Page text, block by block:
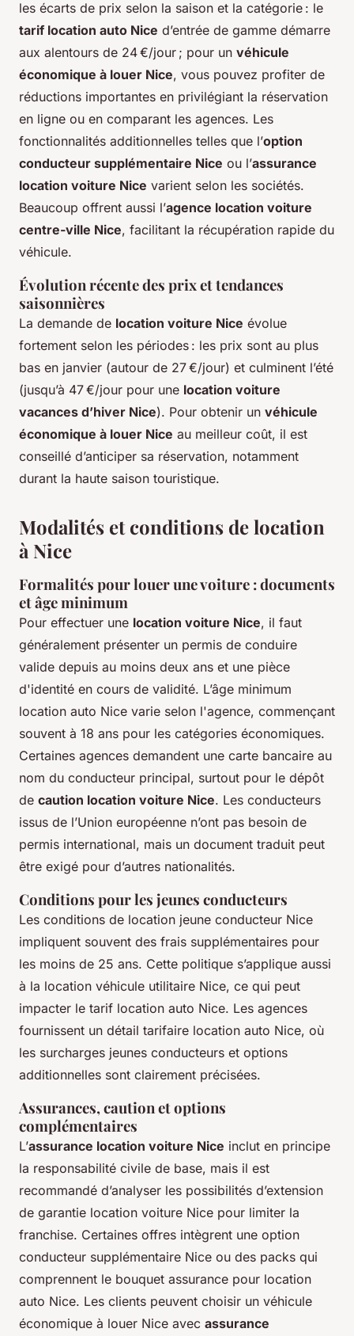
les écarts de prix selon la saison et la catégorie : le
tarif location auto Nice d’entrée de gamme démarre
aux alentours de 24 €/jour ; pour un véhicule
économique à louer Nice, vous pouvez profiter de
réductions importantes en privilégiant la réservation
en ligne ou en comparant les agences. Les
fonctionnalités additionnelles telles que l’option
conducteur supplémentaire Nice ou l’assurance
location voiture Nice varient selon les sociétés.
Beaucoup offrent aussi l’agence location voiture
centre-ville Nice, facilitant la récupération rapide du
véhicule.
Évolution récente des prix et tendances
saisonnières
La demande de location voiture Nice évolue
fortement selon les périodes : les prix sont au plus
bas en janvier (autour de 27 €/jour) et culminent l’été
(jusqu’à 47 €/jour pour une location voiture
vacances d’hiver Nice). Pour obtenir un véhicule
économique à louer Nice au meilleur coût, il est
conseillé d’anticiper sa réservation, notamment
durant la haute saison touristique.
Modalités et conditions de location
à Nice
Formalités pour louer une voiture : documents
et âge minimum
Pour effectuer une location voiture Nice, il faut
généralement présenter un permis de conduire
valide depuis au moins deux ans et une pièce
d'identité en cours de validité. L’âge minimum
location auto Nice varie selon l'agence, commençant
souvent à 18 ans pour les catégories économiques.
Certaines agences demandent une carte bancaire au
nom du conducteur principal, surtout pour le dépôt
de caution location voiture Nice. Les conducteurs
issus de l’Union européenne n’ont pas besoin de
permis international, mais un document traduit peut
être exigé pour d’autres nationalités.
Conditions pour les jeunes conducteurs
Les conditions de location jeune conducteur Nice
impliquent souvent des frais supplémentaires pour
les moins de 25 ans. Cette politique s’applique aussi
à la location véhicule utilitaire Nice, ce qui peut
impacter le tarif location auto Nice. Les agences
fournissent un détail tarifaire location auto Nice, où
les surcharges jeunes conducteurs et options
additionnelles sont clairement précisées.
Assurances, caution et options
complémentaires
L’assurance location voiture Nice inclut en principe
la responsabilité civile de base, mais il est
recommandé d’analyser les possibilités d’extension
de garantie location voiture Nice pour limiter la
franchise. Certaines offres intègrent une option
conducteur supplémentaire Nice ou des packs qui
comprennent le bouquet assurance pour location
auto Nice. Les clients peuvent choisir un véhicule
économique à louer Nice avec assurance